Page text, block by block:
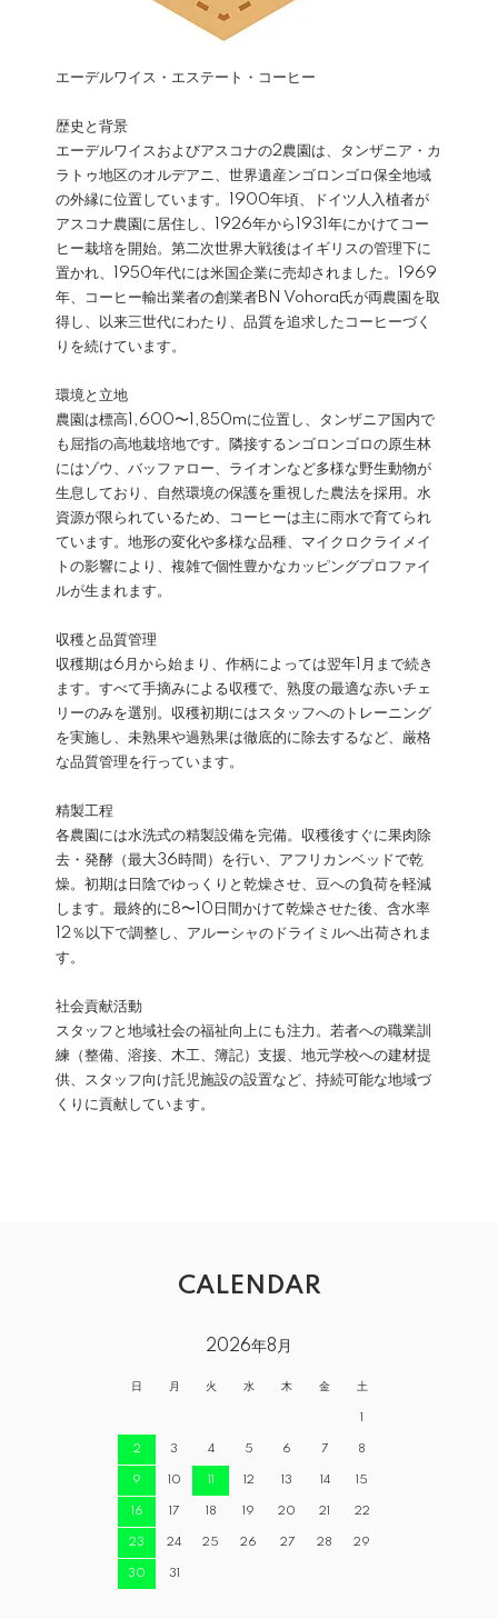
エーデルワイス・エステート・コーヒー
歴史と背景
エーデルワイスおよびアスコナの2農園は、タンザニア・カ
ラトゥ地区のオルデアニ、世界遺産ンゴロンゴロ保全地域
の外縁に位置しています。1900年頃、ドイツ人入植者が
アスコナ農園に居住し、1926年から1931年にかけてコー
ヒー栽培を開始。第二次世界大戦後はイギリスの管理下に
置かれ、1950年代には米国企業に売却されました。1969
年、コーヒー輸出業者の創業者BN Vohora氏が両農園を取
得し、以来三世代にわたり、品質を追求したコーヒーづく
りを続けています。
環境と立地
農園は標高1,600〜1,850mに位置し、タンザニア国内で
も屈指の高地栽培地です。隣接するンゴロンゴロの原生林
にはゾウ、バッファロー、ライオンなど多様な野生動物が
生息しており、自然環境の保護を重視した農法を採用。水
資源が限られているため、コーヒーは主に雨水で育てられ
ています。地形の変化や多様な品種、マイクロクライメイ
トの影響により、複雑で個性豊かなカッピングプロファイ
ルが生まれます。
収穫と品質管理
収穫期は6月から始まり、作柄によっては翌年1月まで続き
ます。すべて手摘みによる収穫で、熟度の最適な赤いチェ
リーのみを選別。収穫初期にはスタッフへのトレーニング
を実施し、未熟果や過熟果は徹底的に除去するなど、厳格
な品質管理を行っています。
精製工程
各農園には水洗式の精製設備を完備。収穫後すぐに果肉除
去・発酵（最大36時間）を行い、アフリカンベッドで乾
燥。初期は日陰でゆっくりと乾燥させ、豆への負荷を軽減
します。最終的に8〜10日間かけて乾燥させた後、含水率
12％以下で調整し、アルーシャのドライミルへ出荷されま
す。
社会貢献活動
スタッフと地域社会の福祉向上にも注力。若者への職業訓
練（整備、溶接、木工、簿記）支援、地元学校への建材提
供、スタッフ向け託児施設の設置など、持続可能な地域づ
くりに貢献しています。
CALENDAR
2026年8月
日 月 火 水 木 金 土
1
2 3 4 5 6 7 8
9 10 11 12 13 14 15
16 17 18 19 20 21 22
23 24 25 26 27 28 29
30 31